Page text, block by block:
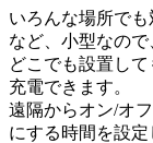
いろんな場所で
など、小型なので
どこでも設置し
充電できます。
遠隔からオン/オ
にする時間を設